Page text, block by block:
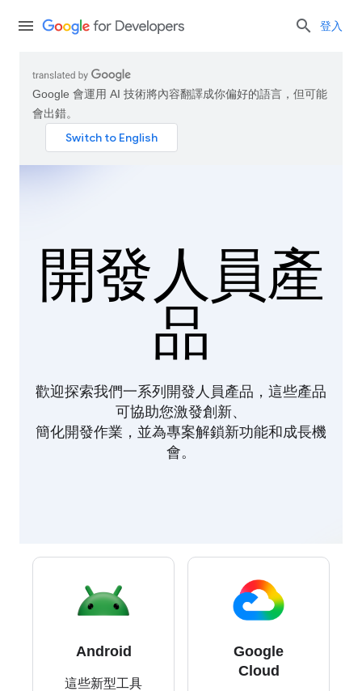
登入
Google 會運用 AI 技術將內容翻譯成你偏好的語言，但可能
會出錯。
開發人員產
品
歡迎探索我們一系列開發人員產品，這些產品
可協助您激發創新、
簡化開發作業，並為專案解鎖新功能和成長機
會。
Android
這些新型工具
Google
Cloud